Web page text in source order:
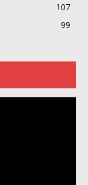
107
99